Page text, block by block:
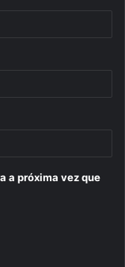
a próxima vez que